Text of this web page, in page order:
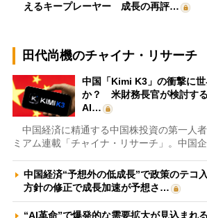
えるキープレーヤー 成長の再評…
田代尚機のチャイナ・リサーチ
中国「Kimi K3」の衝撃に
か？ 米財務長官が検討す
AI…
中国経済に精通する中国株投資の第一人
ミアム連載「チャイナ・リサーチ」。中国
中国経済“予想外の低成長”で政策のテ
方針の修正で成長加速が予想さ…
“AI革命”で爆発的な需要拡大が見込まれ